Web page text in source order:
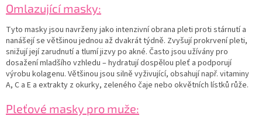
Omlazující masky:
Tyto masky jsou navrženy jako intenzivní obrana pleti proti stárnutí a
nanášejí se většinou jednou až dvakrát týdně. Zvyšují prokrvení pleti,
snižují její zarudnutí a tlumí jizvy po akné. Často jsou užívány pro
dosažení mladšího vzhledu – hydratují dospělou pleť a podporují
výrobu kolagenu. Většinou jsou silně vyživující, obsahují např. vitaminy
A, C a E a extrakty z okurky, zeleného čaje nebo okvětních lístků růže.
Pleťové masky pro muže: